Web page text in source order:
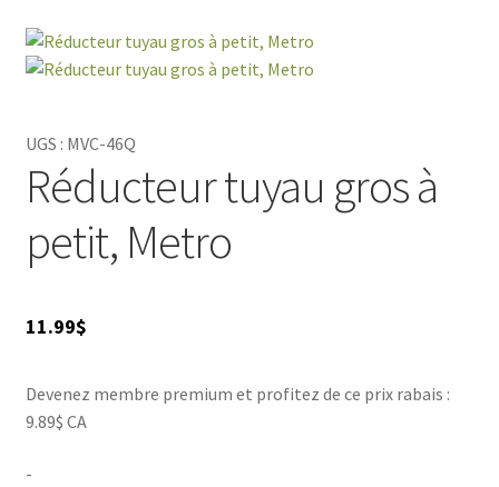
SERVICES
🍁 PRODUITS CANADIEN
VENTES
UGS : MVC-46Q
Réducteur tuyau gros à
petit, Metro
11.99$
Devenez membre premium et profitez de ce prix rabais :
9.89$ CA
-